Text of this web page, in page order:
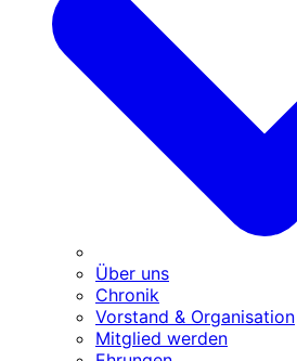
Über uns
Chronik
Vorstand & Organisation
Mitglied werden